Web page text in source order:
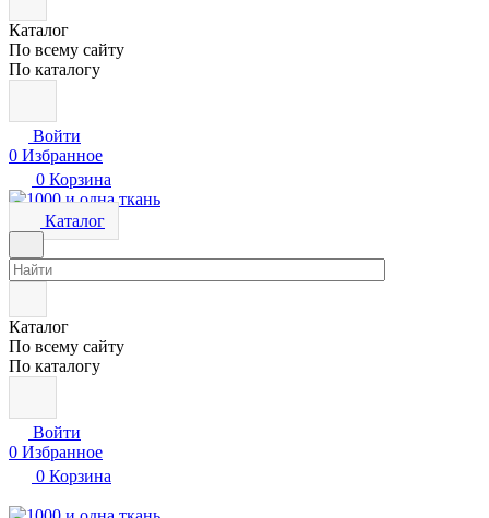
Каталог
По всему сайту
По каталогу
Войти
0 Избранное
0 Корзина
Каталог
Каталог
По всему сайту
По каталогу
Войти
0 Избранное
0 Корзина